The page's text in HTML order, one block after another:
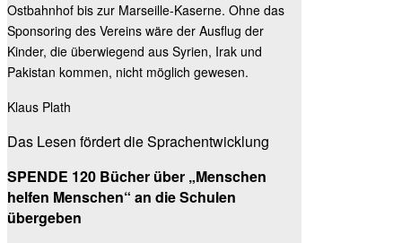
Ostbahnhof bis zur Marseille-Kaserne. Ohne das
Sponsoring des Vereins wäre der Ausflug der
Kinder, die überwiegend aus Syrien, Irak und
Pakistan kommen, nicht möglich gewesen.
Klaus Plath
Das Lesen fördert die Sprachentwicklung
SPENDE 120 Bücher über „Menschen
helfen Menschen“ an die Schulen
übergeben